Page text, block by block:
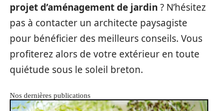
projet d’aménagement de jardin ? N’hésitez
pas à contacter un architecte paysagiste
pour bénéficier des meilleurs conseils. Vous
profiterez alors de votre extérieur en toute
quiétude sous le soleil breton.
Nos dernières publications